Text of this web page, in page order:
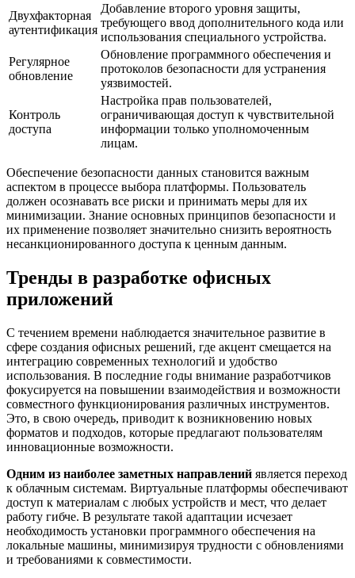
Двухфакторная
аутентификация
Добавление второго уровня защиты,
требующего ввод дополнительного кода или
использования специального устройства.
Регулярное
обновление
Обновление программного обеспечения и
протоколов безопасности для устранения
уязвимостей.
Контроль
доступа
Настройка прав пользователей,
ограничивающая доступ к чувствительной
информации только уполномоченным
лицам.
Обеспечение безопасности данных становится важным
аспектом в процессе выбора платформы. Пользователь
должен осознавать все риски и принимать меры для их
минимизации. Знание основных принципов безопасности и
их применение позволяет значительно снизить вероятность
несанкционированного доступа к ценным данным.
Тренды в разработке офисных
приложений
С течением времени наблюдается значительное развитие в
сфере создания офисных решений, где акцент смещается на
интеграцию современных технологий и удобство
использования. В последние годы внимание разработчиков
фокусируется на повышении взаимодействия и возможности
совместного функционирования различных инструментов.
Это, в свою очередь, приводит к возникновению новых
форматов и подходов, которые предлагают пользователям
инновационные возможности.
Одним из наиболее заметных направлений является переход
к облачным системам. Виртуальные платформы обеспечивают
доступ к материалам с любых устройств и мест, что делает
работу гибче. В результате такой адаптации исчезает
необходимость установки программного обеспечения на
локальные машины, минимизируя трудности с обновлениями
и требованиями к совместимости.